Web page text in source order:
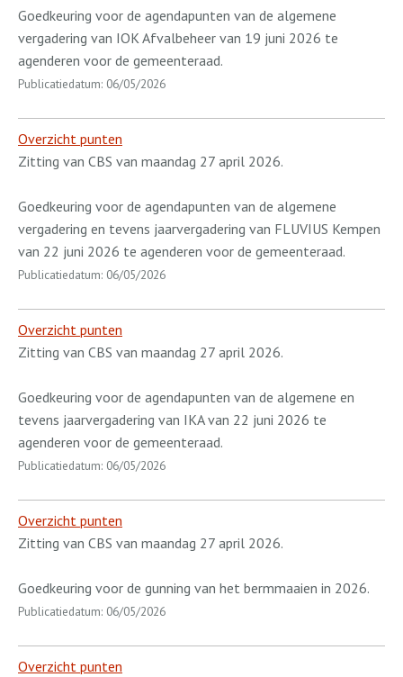
Goedkeuring voor de agendapunten van de algemene
vergadering van IOK Afvalbeheer van 19 juni 2026 te
agenderen voor de gemeenteraad.
Publicatiedatum: 06/05/2026
Overzicht punten
Zitting van CBS van maandag 27 april 2026.
Goedkeuring voor de agendapunten van de algemene
vergadering en tevens jaarvergadering van FLUVIUS Kempen
van 22 juni 2026 te agenderen voor de gemeenteraad.
Publicatiedatum: 06/05/2026
Overzicht punten
Zitting van CBS van maandag 27 april 2026.
Goedkeuring voor de agendapunten van de algemene en
tevens jaarvergadering van IKA van 22 juni 2026 te
agenderen voor de gemeenteraad.
Publicatiedatum: 06/05/2026
Overzicht punten
Zitting van CBS van maandag 27 april 2026.
Goedkeuring voor de gunning van het bermmaaien in 2026.
Publicatiedatum: 06/05/2026
Overzicht punten